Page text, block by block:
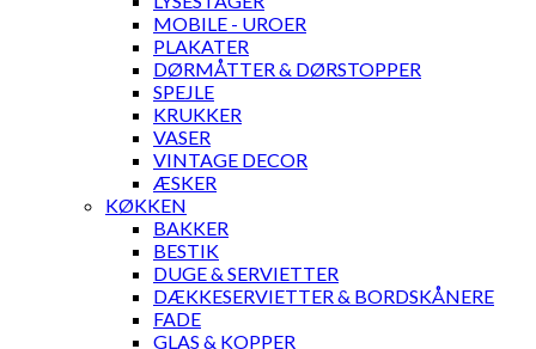
MOBILE - UROER
PLAKATER
DØRMÅTTER & DØRSTOPPER
SPEJLE
KRUKKER
VASER
VINTAGE DECOR
ÆSKER
KØKKEN
BAKKER
BESTIK
DUGE & SERVIETTER
DÆKKESERVIETTER & BORDSKÅNERE
FADE
GLAS & KOPPER